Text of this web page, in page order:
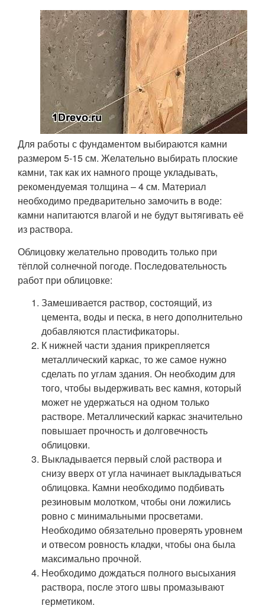
Для работы с фундаментом выбираются камни
размером 5-15 см. Желательно выбирать плоские
камни, так как их намного проще укладывать,
рекомендуемая толщина – 4 см. Материал
необходимо предварительно замочить в воде:
камни напитаются влагой и не будут вытягивать её
из раствора.
Облицовку желательно проводить только при
тёплой солнечной погоде. Последовательность
работ при облицовке:
Замешивается раствор, состоящий, из
цемента, воды и песка, в него дополнительно
добавляются пластификаторы.
К нижней части здания прикрепляется
металлический каркас, то же самое нужно
сделать по углам здания. Он необходим для
того, чтобы выдерживать вес камня, который
может не удержаться на одном только
растворе. Металлический каркас значительно
повышает прочность и долговечность
облицовки.
Выкладывается первый слой раствора и
снизу вверх от угла начинает выкладываться
облицовка. Камни необходимо подбивать
резиновым молотком, чтобы они ложились
ровно с минимальными просветами.
Необходимо обязательно проверять уровнем
и отвесом ровность кладки, чтобы она была
максимально прочной.
Необходимо дождаться полного высыхания
раствора, после этого швы промазывают
герметиком.